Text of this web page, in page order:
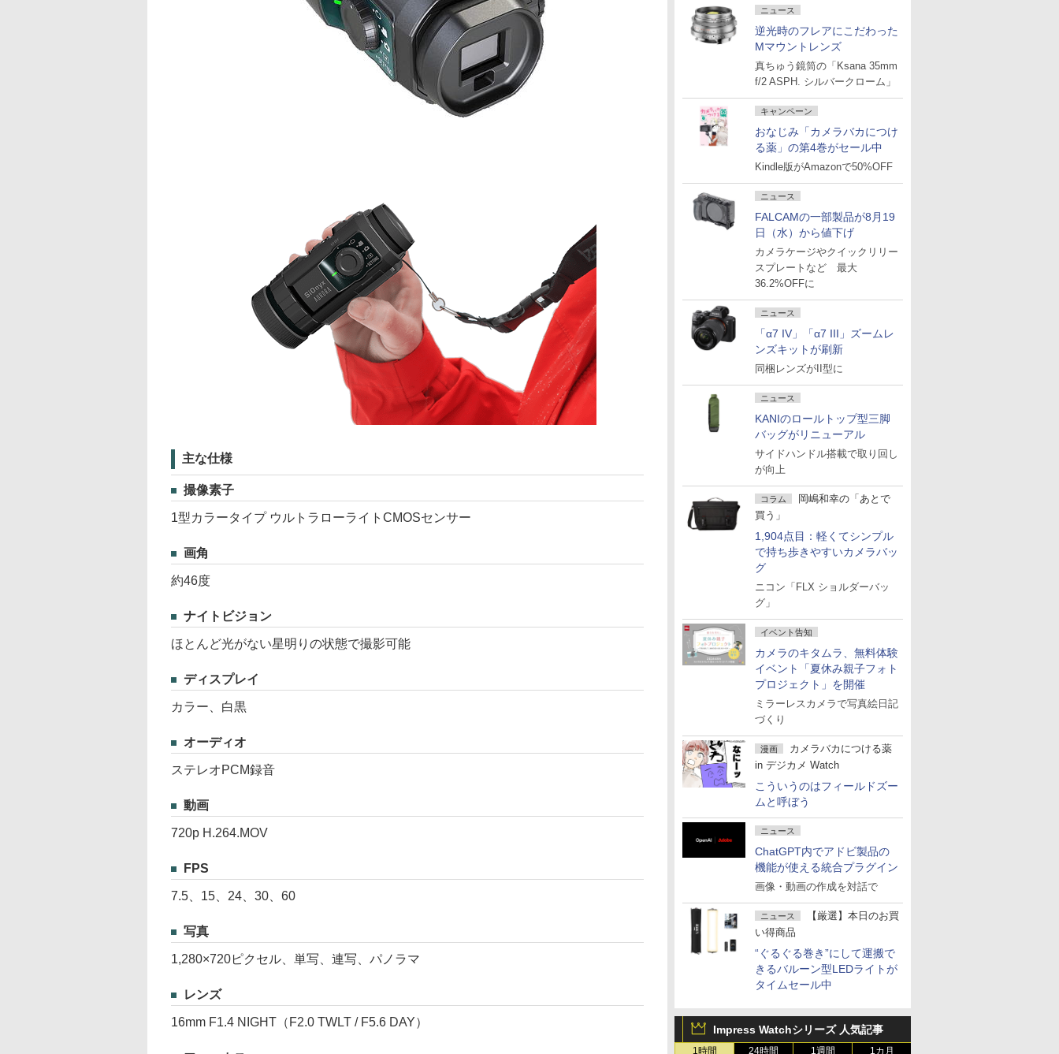
ニュース
逆光時のフレアにこだわった
Mマウントレンズ
真ちゅう鏡筒の「Ksana 35mm
f/2 ASPH. シルバークローム」
キャンペーン
おなじみ「カメラバカにつけ
る薬」の第4巻がセール中
Kindle版がAmazonで50%OFF
ニュース
FALCAMの一部製品が8月19
日（水）から値下げ
カメラケージやクイックリリー
スプレートなど 最大
36.2%OFFに
ニュース
「α7 IV」「α7 III」ズームレ
ンズキットが刷新
同梱レンズがII型に
ニュース
KANIのロールトップ型三脚
バッグがリニューアル
サイドハンドル搭載で取り回し
が向上
コラム
岡嶋和幸の「あとで
買う」
1,904点目：軽くてシンプル
で持ち歩きやすいカメラバッ
グ
ニコン「FLX ショルダーバッ
グ」
イベント告知
カメラのキタムラ、無料体験
イベント「夏休み親子フォト
プロジェクト」を開催
ミラーレスカメラで写真絵日記
づくり
漫画
カメラバカにつける薬
in デジカメ Watch
こういうのはフィールドズー
ムと呼ぼう
ニュース
ChatGPT内でアドビ製品の
機能が使える統合プラグイン
画像・動画の作成を対話で
ニュース
【厳選】本日のお買
い得商品
“ぐるぐる巻き”にして運搬で
きるバルーン型LEDライトが
タイムセール中
Impress Watchシリーズ 人気記事
1時間 24時間 1週間 1カ月
主な仕様
撮像素子
1型カラータイプ ウルトラローライトCMOSセンサー
画角
約46度
ナイトビジョン
ほとんど光がない星明りの状態で撮影可能
ディスプレイ
カラー、白黒
オーディオ
ステレオPCM録音
動画
720p H.264.MOV
FPS
7.5、15、24、30、60
写真
1,280×720ピクセル、単写、連写、パノラマ
レンズ
16mm F1.4 NIGHT（F2.0 TWLT / F5.6 DAY）